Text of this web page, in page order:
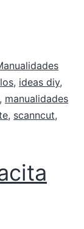
, ideas diy,
, manualidades
, scanncut,